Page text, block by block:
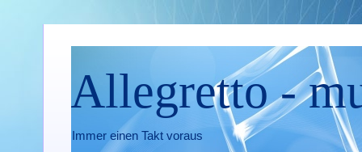
Allegretto -
Immer einen Takt voraus